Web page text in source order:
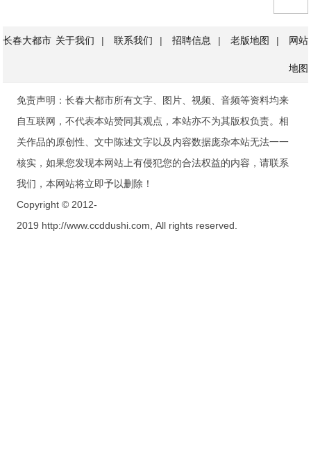
长春大都市 关于我们 | 联系我们 | 招聘信息 | 老版地图 | 网站
地图
免责声明：长春大都市所有文字、图片、视频、音频等资料均来
自互联网，不代表本站赞同其观点，本站亦不为其版权负责。相
关作品的原创性、文中陈述文字以及内容数据庞杂本站无法一一
核实，如果您发现本网站上有侵犯您的合法权益的内容，请联系
我们，本网站将立即予以删除！
Copyright © 2012-
2019 http://www.ccddushi.com, All rights reserved.